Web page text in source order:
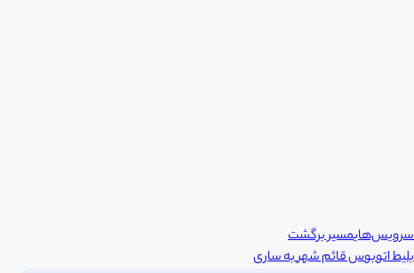
سرویس‌هایمسیر برگشت
بلیط اتوبوسقائم شهربهساری